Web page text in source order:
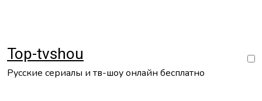
Top-tvshou
Русские сериалы и тв-шоу онлайн бесплатно